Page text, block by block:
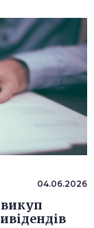
04.06.2026